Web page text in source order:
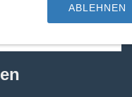
ABLEHNEN